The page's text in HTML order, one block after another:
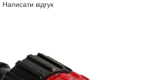
Написати відгук